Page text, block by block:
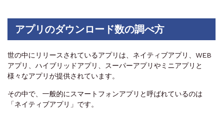
アプリのダウンロード数の調べ方
世の中にリリースされているアプリは、ネイティブアプリ、WEB
アプリ、ハイブリッドアプリ、スーパーアプリやミニアプリと
様々なアプリが提供されています。
その中で、一般的にスマートフォンアプリと呼ばれているのは
「ネイティブアプリ」です。